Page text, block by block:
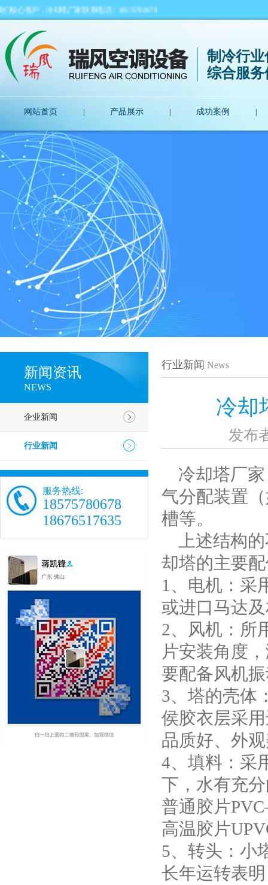
户，冷却塔厂家联系电话：18575780678
制冷行业
综合服务
网站首页 产品展示 成功案例
新闻资讯
NEWS
企业新闻
行业新闻
服务热线:
18575780678
18676517635
行业新闻 News
冷却
发布
冷却塔厂家
气分配装置
槽等。
上述结构的
却塔的主要
1、电机：采
或进口马达
2、风机：所
片安装角度
要配备风机
3、塔的壳体
侯胶衣层采
品质好、外
4、填料：采
下，水有充
普通胶片
高温胶片
5、转头：小
长年运转表